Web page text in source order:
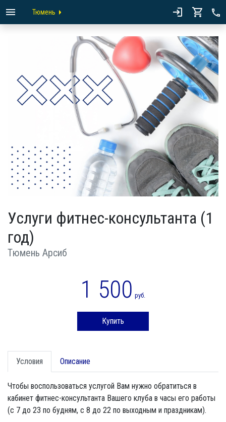
Тюмень
Услуги фитнес-консультанта (1
год)
Тюмень Арсиб
1 500 руб.
Купить
Условия Описание
Чтобы воспользоваться услугой Вам нужно обратиться в
кабинет фитнес-консультанта Вашего клуба в часы его работы
(с 7 до 23 по будням, с 8 до 22 по выходным и праздникам).